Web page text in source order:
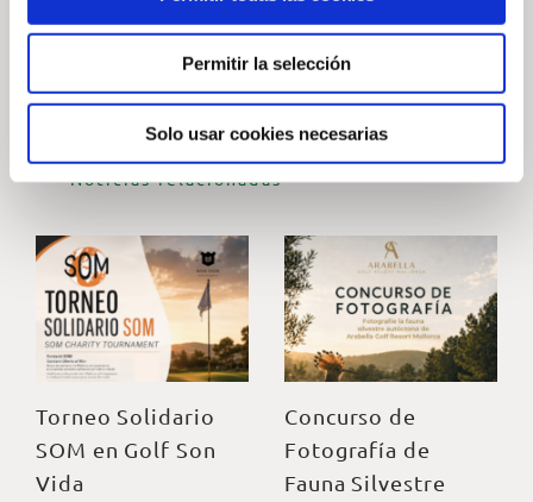
Permitir la selección
Solo usar cookies necesarias
— Noticias relacionadas
Torneo Solidario
SOM en Golf Son
Vida
Concurso de
Fotografía de
Fauna Silvestre